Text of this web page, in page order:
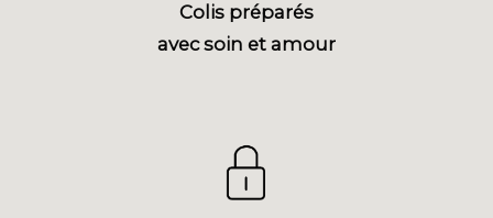
Colis préparés
avec soin et amour